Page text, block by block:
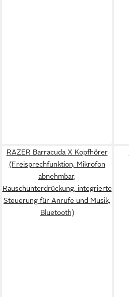
RAZER Barracuda X Kopfhörer
(Freisprechfunktion, Mikrofon
abnehmbar,
Rauschunterdrückung, integrierte
Steuerung für Anrufe und Musik,
Bluetooth)